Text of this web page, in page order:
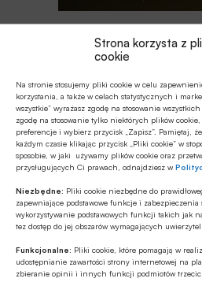
Strona korzysta z
cookie
Na stronie stosujemy pliki cookie w celu
korzystania, a także w celach statystycznych i
wszystkie” wyrażasz zgodę na stosowanie
zgodę na stosowanie tylko niektórych plików
preferencje i wybierz przycisk „Zapisz”. Pamiętaj,
każdym czasie klikając przycisk „Pliki cookie” w
sposobie, w jaki używamy plików cookie oraz
przysługujących Ci prawach, odnajdziesz w
Niezbędne: Pliki cookie niezbędne do
zapewniające podstawowe funkcje i
wykorzystywanie podstawowych funkcji takich jak
tez dostęp do jej obszarów wymagających
Funkcjonalne: Pliki cookie, które pomagają w
udostępnianie zawartości strony internetowej na
zbieranie opinii i innych funkcji podmiotów
Z RYNKU
Autopay o
online na tle
Z RYNKU
Raport NCBR
technologii